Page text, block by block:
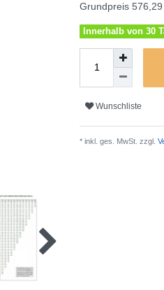
Grundpreis
Innerhalb von 30
Wunschliste
* inkl. ges. MwSt. zzgl.